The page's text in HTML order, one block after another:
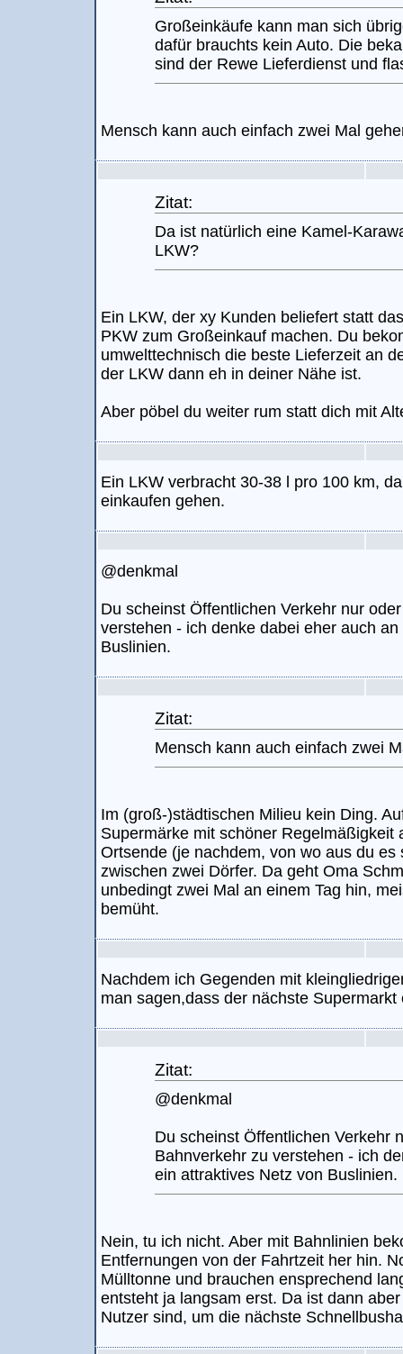
Großeinkäufe kann man sich
dafür brauchts kein Auto. Die
sind der Rewe Lieferdienst und
Mensch kann auch einfach zwei Mal
Zitat:
Da ist natürlich eine Kamel-
LKW?
Ein LKW, der xy Kunden beliefert statt
PKW zum Großeinkauf machen. Du
umwelttechnisch die beste Lieferzeit an
der LKW dann eh in deiner Nähe ist.
Aber pöbel du weiter rum statt dich mit
Ein LKW verbracht 30-38 l pro 100 km,
einkaufen gehen.
@denkmal
Du scheinst Öffentlichen Verkehr nur
verstehen - ich denke dabei eher auch
Buslinien.
Zitat:
Mensch kann auch einfach zwei
Im (groß-)städtischen Milieu kein Ding.
Supermärke mit schöner Regelmäßigkeit
Ortsende (je nachdem, von wo aus du
zwischen zwei Dörfer. Da geht Oma
unbedingt zwei Mal an einem Tag hin,
bemüht.
Nachdem ich Gegenden mit
man sagen,dass der nächste
Zitat:
@denkmal
Du scheinst Öffentlichen Verkehr
Bahnverkehr zu verstehen - ich
ein attraktives Netz von Buslinien.
Nein, tu ich nicht. Aber mit Bahnlinien
Entfernungen von der Fahrtzeit her hin.
Mülltonne und brauchen ensprechend
entsteht ja langsam erst. Da ist dann
Nutzer sind, um die nächste